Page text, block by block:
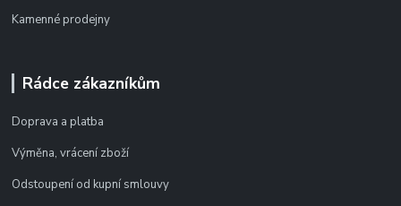
Kamenné prodejny
Rádce zákazníkům
Doprava a platba
Výměna, vrácení zboží
Odstoupení od kupní smlouvy